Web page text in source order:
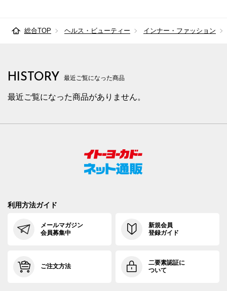
総合TOP ヘルス・ビューティー インナー・ファッション
HISTORY 最近ご覧になった商品
最近ご覧になった商品がありません。
利用方法ガイド
メールマガジン
会員募集中
新規会員
登録ガイド
ご注文方法
二要素認証に
ついて